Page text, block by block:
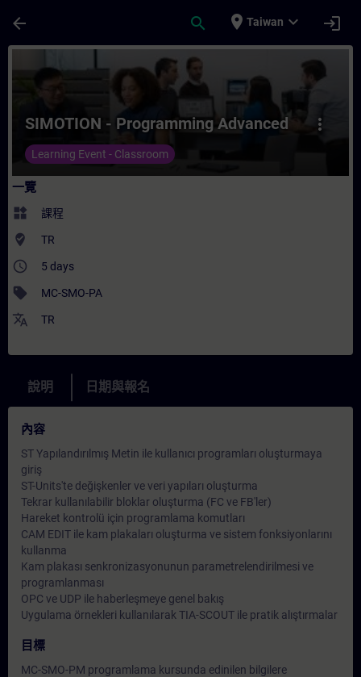
arrow_back search place Taiwan expand_more login
課程 - SIMOTION - Programming
more_vert
SIMOTION - Programming Advanced
Learning Event - Classroom
一覽
widgets 課程
where_to_vote TR
access_time 5 days
sell MC-SMO-PA
translate TR
說明 日期與報名
內容
ST Yapılandırılmış Metin ile kullanıcı programları oluşturmaya
giriş
ST-Units'te değişkenler ve veri yapıları oluşturma
Tekrar kullanılabilir bloklar oluşturma (FC ve FB'ler)
Hareket kontrolü için programlama komutları
CAM EDIT ile kam plakaları oluşturma ve sistem fonksiyonlarını
kullanma
Kam plakası senkronizasyonunun parametrelendirilmesi ve
programlanması
OPC ve UDP ile haberleşmeye genel bakış
Uygulama örnekleri kullanılarak TIA-SCOUT ile pratik alıştırmalar
目標
MC-SMO-PM programlama kursunda edinilen bilgilere